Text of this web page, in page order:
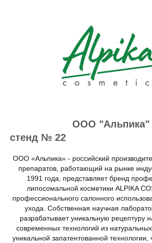
ООО "Альпика"
стенд № 22
ООО «Альпика» - российский
препаратов, работающий на рынке
1991 года, представляет бренд
липосомальной косметики ALPIKA
профессионального салонного
ухода. Собственная научная
разрабатывает уникальную рецептуру
современных технологий из
уникальной запатентованной технологии,